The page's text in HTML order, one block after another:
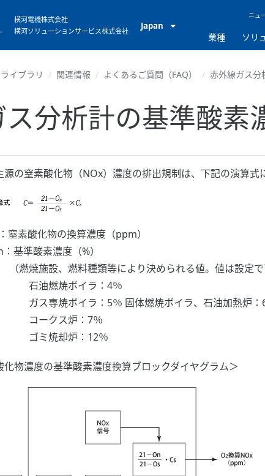
横河電機株式会社
横河ソリューションサービス株式会社
Japan
ニュ
業種 ソリ
ライブラリ 関連情報 よくあるご質問（FAQ） 赤外線ガス分
分析計の基準酸素
源の窒素酸化物（NOx）濃度の排出規制は、下記の演算式
窒素酸化物の換算濃度（ppm）
：基準酸素濃度（%）
燃焼施設、燃料種類等により決められる値。値は設定で
油燃焼ボイラ：4％
ス専焼ボイラ：5％ 固体燃焼ボイラ、石油加熱炉：
ークス炉：7％
ミ焼却炉：12％
化物濃度の基準酸素濃度換算ブロックダイヤグラム＞